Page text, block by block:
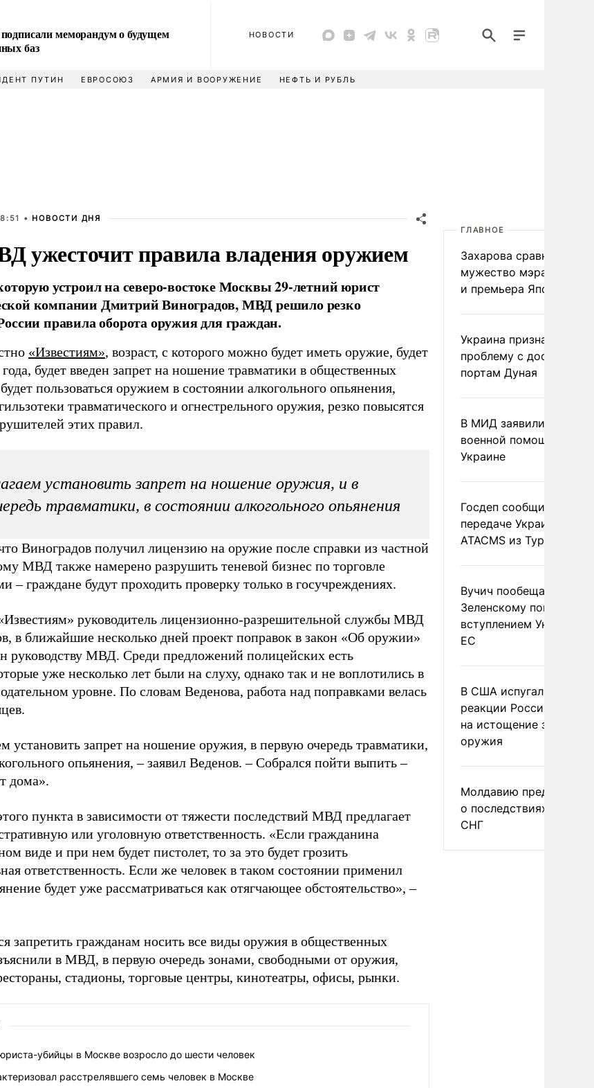
меморандум о будущем
баз
НОВОСТИ
ПУТИН ЕВРОСОЮЗ АРМИЯ И ВООРУЖЕНИЕ НЕФТЬ И РУБЛЬ
• НОВОСТИ ДНЯ
правила владения оружием
устроил на северо-востоке Москвы 29-летний юрист
компании Дмитрий Виноградов, МВД решило резко
правила оборота оружия для граждан.
«Известиям», возраст, с которого можно будет иметь оружие, будет
будет введен запрет на ношение травматики в общественных
пользоваться оружием в состоянии алкогольного опьянения,
травматического и огнестрельного оружия, резко повысятся
этих правил.
установить запрет на ношение оружия, и в
травматики, в состоянии алкогольного опьянения
Виноградов получил лицензию на оружие после справки из частной
МВД также намерено разрушить теневой бизнес по торговле
– граждане будут проходить проверку только в госучреждениях.
руководитель лицензионно-разрешительной службы МВД
в ближайшие несколько дней проект поправок в закон «Об оружии»
руководству МВД. Среди предложений полицейских есть
уже несколько лет были на слуху, однако так и не воплотились в
уровне. По словам Веденова, работа над поправками велась
установить запрет на ношение оружия, в первую очередь травматики,
опьянения, – заявил Веденов. – Собрался пойти выпить –
дома».
пункта в зависимости от тяжести последствий МВД предлагает
или уголовную ответственность. «Если гражданина
виде и при нем будет пистолет, то за это будет грозить
ответственность. Если же человек в таком состоянии применил
будет уже рассматриваться как отягчающее обстоятельство», –
запретить гражданам носить все виды оружия в общественных
в МВД, в первую очередь зонами, свободными от оружия,
стадионы, торговые центры, кинотеатры, офисы, рынки.
убийцы в Москве возросло до шести человек
расстрелявшего семь человек в Москве
ГЛАВНОЕ
Захарова сравнила
мужество мэра
и премьера Японии
Украина признала
проблему с доступом к
портам Дуная
В МИД заявили о
военной помощи
Украине
Госдеп сообщил о
передаче Украине
ATACMS из Турции
Вучич пообещал
Зеленскому помочь со
вступлением Украины в
ЕС
В США испугались
реакции России и
на истощение запасов
оружия
Молдавию
о последствиях выхода
СНГ